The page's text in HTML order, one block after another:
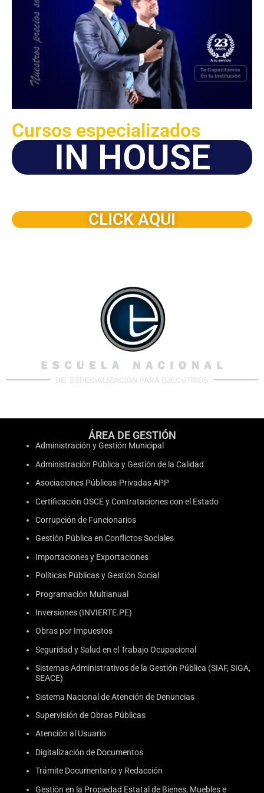
Cursos especializados
IN HOUSE
CLICK AQUI
ÁREA DE GESTIÓN
Administración y Gestión Municipal
Administración Pública y Gestión de la Calidad
Asociaciones Públicas-Privadas APP
Certificación OSCE y Contrataciones con el Estado
Corrupción de Funcionarios
Gestión Pública en Conflictos Sociales
Importaciones y Exportaciones
Políticas Públicas y Gestión Social
Programación Multianual
Inversiones (INVIERTE.PE)
Obras por Impuestos
Seguridad y Salud en el Trabajo Ocupacional
Sistemas Administrativos de la Gestión Pública (SIAF, SIGA,
SEACE)
Sistema Nacional de Atención de Denuncias
Supervisión de Obras Públicas
Atención al Usuario
Digitalización de Documentos
Trámite Documentario y Redacción
Gestión en la Propiedad Estatal de Bienes, Muebles e